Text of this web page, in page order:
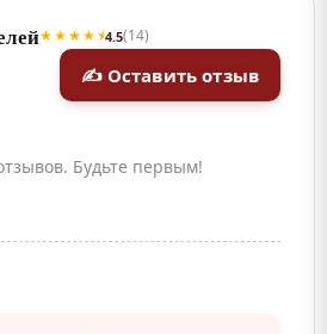
★★★★⯨4.5(14)
✍ Оставить отзыв
Будьте первым!